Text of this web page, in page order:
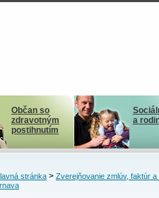
Občan so
zdravotným
postihnutím
a
stránka> Zverejňovanie zmlúv, faktúr a